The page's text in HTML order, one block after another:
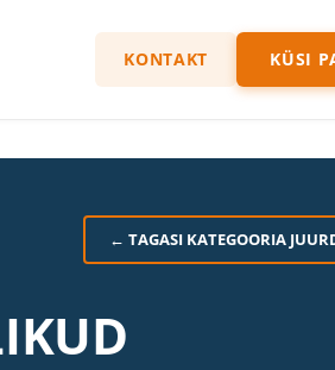
KONTAKT KÜSI
← TAGASI KATEGOORIA